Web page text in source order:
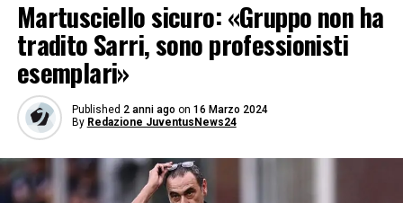
Martusciello sicuro: «Gruppo non ha
tradito Sarri, sono professionisti
esemplari»
Published 2 anni ago on 16 Marzo 2024
By Redazione JuventusNews24